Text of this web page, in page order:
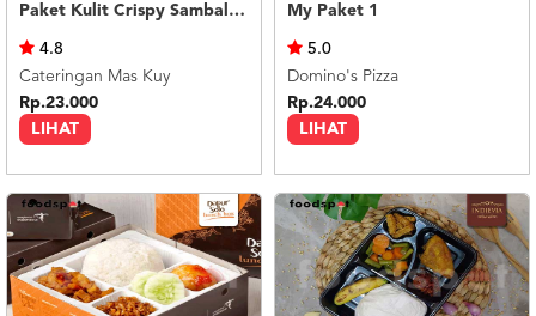
Paket Kulit Crispy Sambal Matah
LIHAT
4.8
Cateringan Mas Kuy
Rp.23.000
My Paket 1
LIHAT
5.0
Domino's Pizza
Rp.24.000